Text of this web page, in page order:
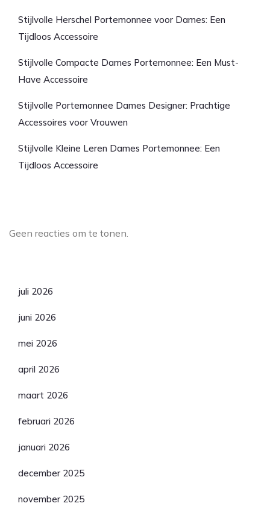
Stijlvolle Herschel Portemonnee voor Dames: Een
Tijdloos Accessoire
Stijlvolle Compacte Dames Portemonnee: Een Must-
Have Accessoire
Stijlvolle Portemonnee Dames Designer: Prachtige
Accessoires voor Vrouwen
Stijlvolle Kleine Leren Dames Portemonnee: Een
Tijdloos Accessoire
Geen reacties om te tonen.
juli 2026
juni 2026
mei 2026
april 2026
maart 2026
februari 2026
januari 2026
december 2025
november 2025